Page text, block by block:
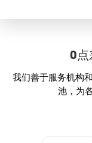
0点
我们善于服务机构
池，为